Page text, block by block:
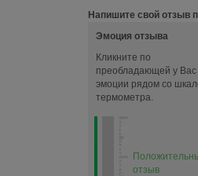
Напишите свой отзыв
Эмоция отзыва
Кликните по
преобладающей у Вас
эмоции рядом со
термометра.
отзыв